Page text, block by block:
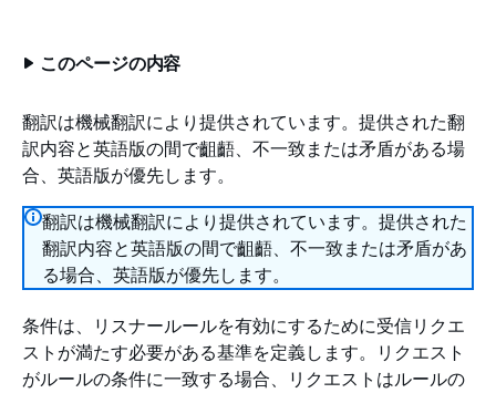
このページの内容
翻訳は機械翻訳により提供されています。提供された翻
訳内容と英語版の間で齟齬、不一致または矛盾がある場
合、英語版が優先します。
翻訳は機械翻訳により提供されています。提供された
翻訳内容と英語版の間で齟齬、不一致または矛盾があ
る場合、英語版が優先します。
条件は、リスナールールを有効にするために受信リクエ
ストが満たす必要がある基準を定義します。リクエスト
がルールの条件に一致する場合、リクエストはルールの